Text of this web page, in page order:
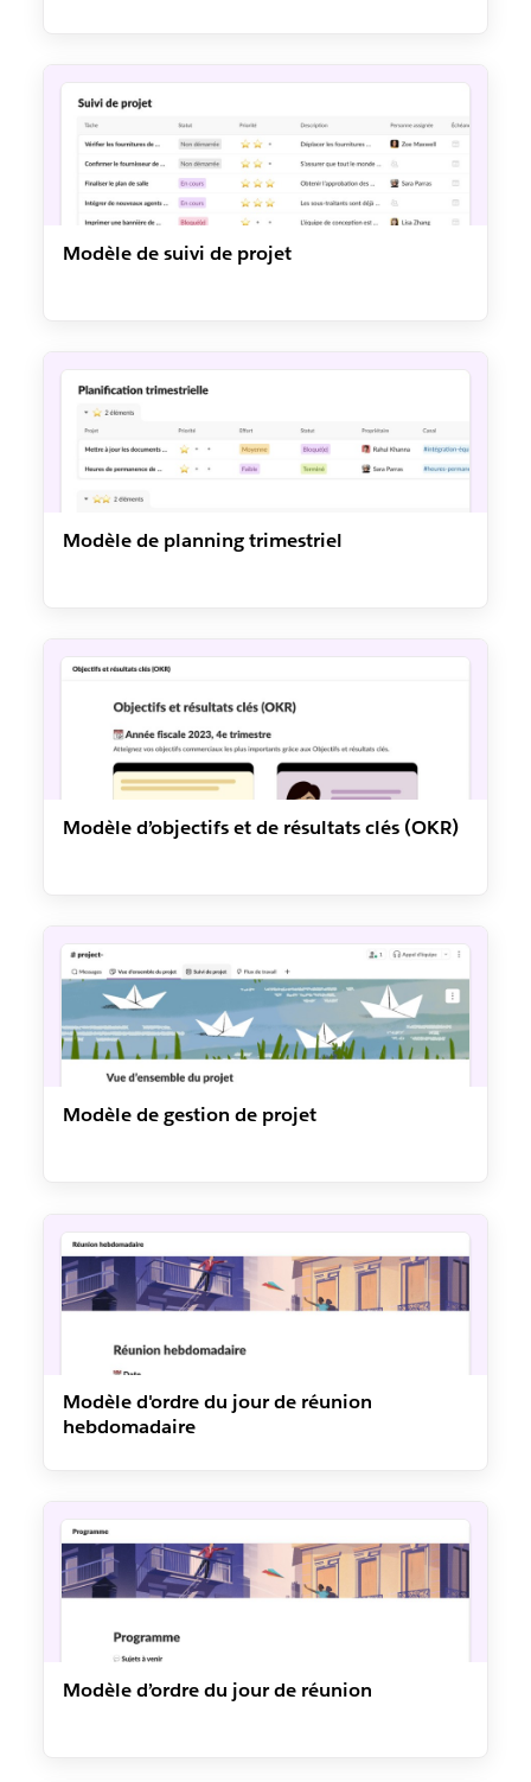
Modèle de suivi de projet
Modèle de planning trimestriel
Modèle d’objectifs et de résultats clés (OKR)
Modèle de gestion de projet
Modèle d'ordre du jour de réunion
hebdomadaire
Modèle d’ordre du jour de réunion